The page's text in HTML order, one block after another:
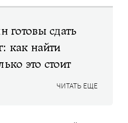
готовы сдать
как найти
это стоит
ЧИТАТЬ ЕЩЕ